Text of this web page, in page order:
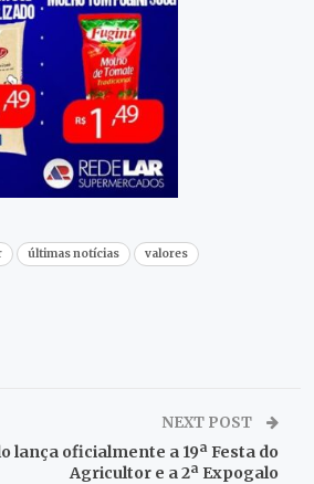
últimas notícias valores
NEXT POST
lança oficialmente a 19ª Festa do
Agricultor e a 2ª Expogalo